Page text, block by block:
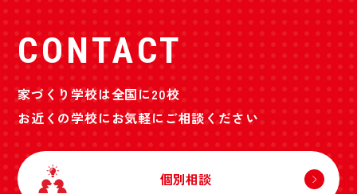
CONTACT
家づくり学校は全国に20校
お近くの学校にお気軽にご相談ください
個別相談